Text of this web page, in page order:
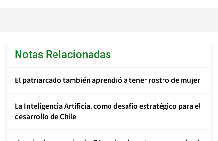
Notas Relacionadas
El patriarcado también aprendió a tener rostro de mujer
La Inteligencia Artificial como desafío estratégico para el
desarrollo de Chile